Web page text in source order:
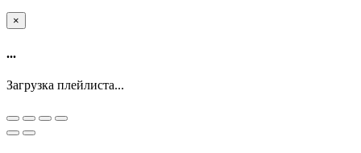
×
...
Загрузка плейлиста...